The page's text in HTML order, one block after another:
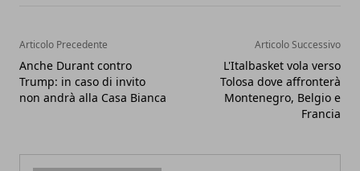
Articolo Precedente
Anche Durant contro
Trump: in caso di invito
non andrà alla Casa Bianca
Articolo Successivo
L'Italbasket vola verso
Tolosa dove affronterà
Montenegro, Belgio e
Francia